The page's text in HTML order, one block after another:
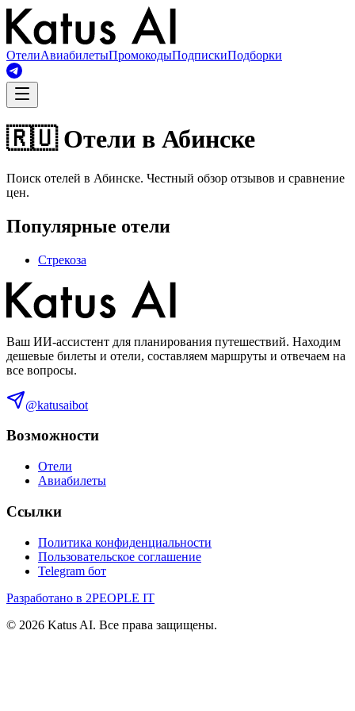
ОтелиАвиабилетыПромокодыПодпискиПодборки
🇷🇺 Отели в Абинске
Поиск отелей в Абинске. Честный обзор отзывов и сравнение
цен.
Популярные отели
Стрекоза
Ваш ИИ-ассистент для планирования путешествий. Находим
дешевые билеты и отели, составляем маршруты и отвечаем на
все вопросы.
@katusaibot
Возможности
Отели
Авиабилеты
Ссылки
Политика конфиденциальности
Пользовательское соглашение
Telegram бот
Разработано в 2PEOPLE IT
© 2026 Katus AI. Все права защищены.